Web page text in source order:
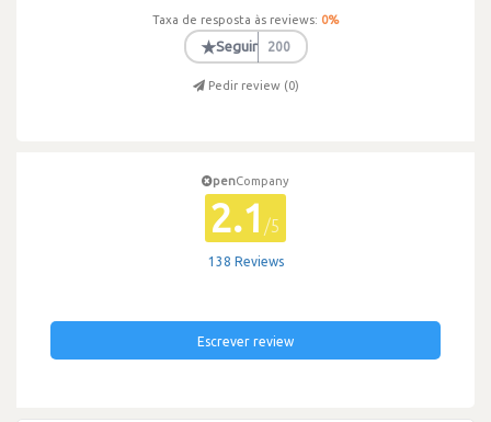
Taxa de resposta às reviews: 0%
★Seguir 200
Pedir review (0)
penCompany
2.1 /5
138 Reviews
Escrever review